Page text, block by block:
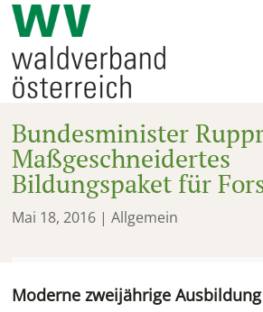
Bundesminister
Maßgeschneidertes
Bildungspaket für
Mai 18, 2016 | Allgemein
Moderne zweijährige